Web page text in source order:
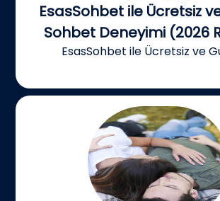
EsasSohbet ile Ücretsiz
Sohbet Deneyimi (2026
EsasSohbet ile Ücretsiz ve